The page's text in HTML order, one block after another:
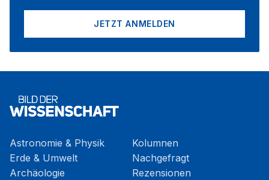
JETZT ANMELDEN
Astronomie & Physik
Erde & Umwelt
Archäologie
Kolumnen
Nachgefragt
Rezensionen